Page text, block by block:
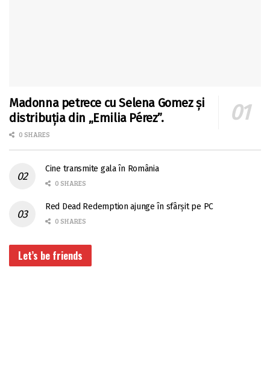
Madonna petrece cu Selena Gomez și
distribuția din „Emilia Pérez”.
0 SHARES
Cine transmite gala în România
0 SHARES
Red Dead Redemption ajunge în sfârșit pe PC
0 SHARES
Let’s be friends